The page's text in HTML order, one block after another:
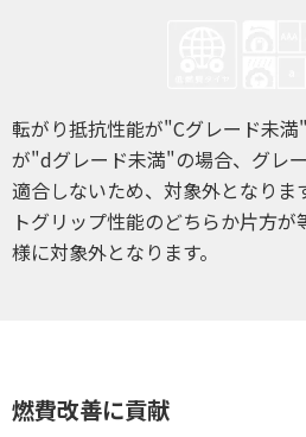
転がり抵抗性能が"Cグレード未
が"dグレード未満"の場合、グレ
適合しないため、対象外となりま
トグリップ性能のどちらか片方
様に対象外となります。
燃費改善に貢献